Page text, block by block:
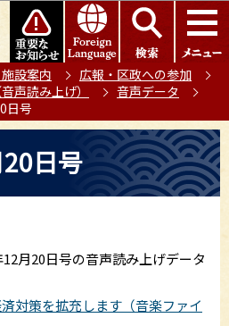
ジの本文へ移動
設案内
広報・区政への参加
声読み上げ）
音声データ
日号
日号
月20日号の音声読み上げデータ
対策を拡充します（音楽ファイ